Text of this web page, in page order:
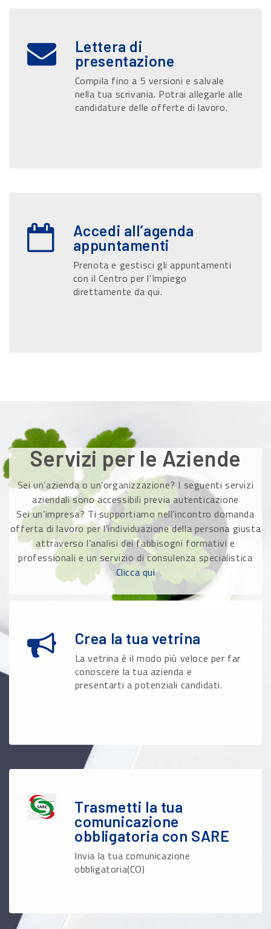
Lettera di
presentazione
Compila fino a 5 versioni e salvale
nella tua scrivania. Potrai allegarle alle
candidature delle offerte di lavoro.
Accedi all’agenda
appuntamenti
Prenota e gestisci gli appuntamenti
con il Centro per l'Impiego
direttamente da qui.
Servizi per le Aziende
Sei un’azienda o un’organizzazione? I seguenti servizi
aziendali sono accessibili previa autenticazione
Sei un’impresa? Ti supportiamo nell’incontro domanda
offerta di lavoro per l’individuazione della persona giusta
attraverso l’analisi dei fabbisogni formativi e
professionali e un servizio di consulenza specialistica
Clicca qui
Crea la tua vetrina
La vetrina è il modo più veloce per far
conoscere la tua azienda e
presentarti a potenziali candidati.
Trasmetti la tua
comunicazione
obbligatoria con SARE
Invia la tua comunicazione
obbligatoria(CO)